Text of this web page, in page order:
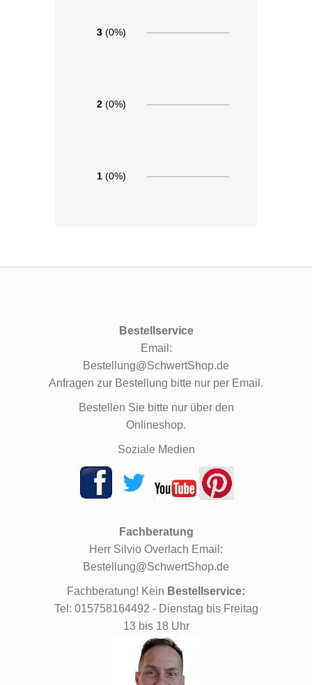
3 (0%)
2 (0%)
1 (0%)
Bestellservice
Email:
Bestellung@SchwertShop.de
Anfragen zur Bestellung bitte nur per Email.
Bestellen Sie bitte nur über den
Onlineshop.
Soziale Medien
Fachberatung
Herr Silvio Overlach Email:
Bestellung@SchwertShop.de
Fachberatung! Kein Bestellservice:
Tel: 015758164492 - Dienstag bis Freitag
13 bis 18 Uhr